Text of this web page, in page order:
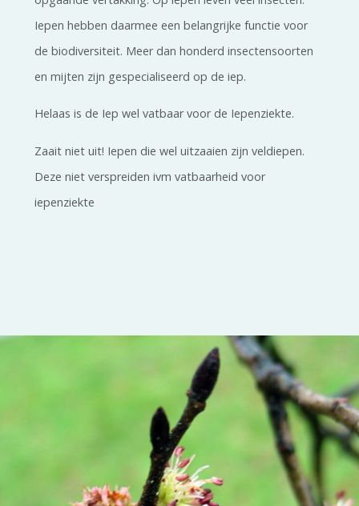
Iepen hebben daarmee een belangrijke functie voor
de biodiversiteit. Meer dan honderd insectensoorten
en mijten zijn gespecialiseerd op de iep.
Helaas is de Iep wel vatbaar voor de Iepenziekte.
Zaait niet uit! Iepen die wel uitzaaien zijn veldiepen.
Deze niet verspreiden ivm vatbaarheid voor
iepenziekte